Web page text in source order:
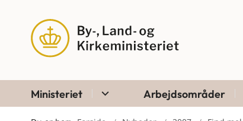
Ministeriet Arbejdsområder